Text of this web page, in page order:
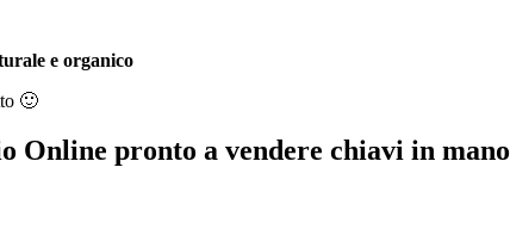
e organico
🙂
Online pronto a vendere chiavi in mano